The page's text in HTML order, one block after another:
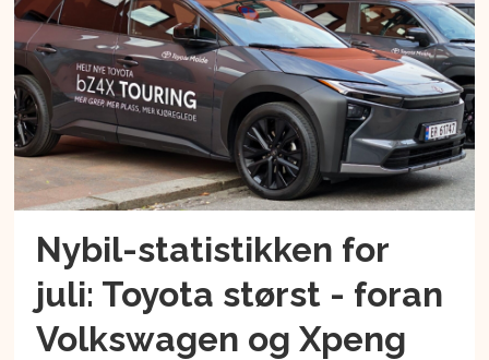
Nybil-statistikken for
juli: Toyota størst - foran
Volkswagen og Xpeng